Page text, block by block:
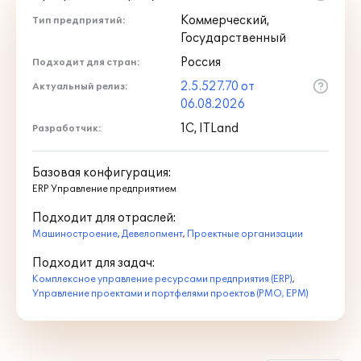
спецификой управления
проектной деятельностью.
При разработке редакции 2.5 был
учтен опыт, накопленный при
внедрении и эксплуатации
"1С:ERP+PM Управление
проектной организацией 2" более
отраслей и форм собственности,
среди которых:
ООО
"Газпромнефть НТЦ"
"Желдорпроект",ООО "НК
Технология" , АО "НЭО Центр",АО
Тип предприятий:
Коммерческий,
Государственный
Подходит для стран: Россия
Актуальный релиз:
2.5.527.70 от
06.08.2026
Разработчик: 1С, ITLand
Базовая конфигурация:
ERP Управление предприятием
Подходит для отраслей:
Машиностроение, Девелопмент, Проектные организации
Подходит для задач:
Комплексное управление ресурсами предприятия (ERP),
Управление проектами и портфелями проектов (PMO, EPM)